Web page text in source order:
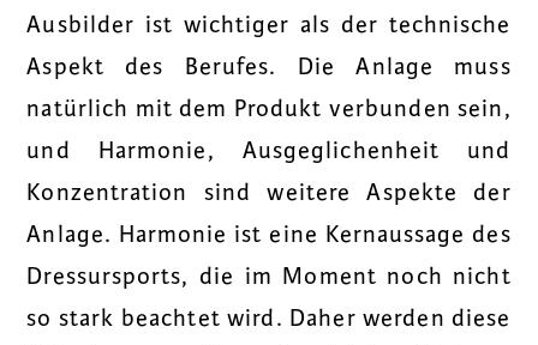
Ausbilder ist wichtiger als der technische
Aspekt des Berufes. Die Anlage muss
natürlich mit dem Produkt verbunden sein,
und Harmonie, Ausgeglichenheit und
Konzentration sind weitere Aspekte der
Anlage. Harmonie ist eine Kernaussage des
Dressursports, die im Moment noch nicht
so stark beachtet wird. Daher werden diese